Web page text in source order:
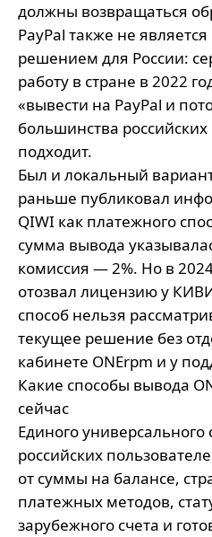
должны возвращаться
PayPal также не
решением для России:
работу в стране в 2022
«вывести на PayPal и
большинства
подходит.
Был и локальный
раньше публиковал
QIWI как платежного
сумма вывода
комиссия — 2%. Но в
отозвал лицензию у
способ нельзя
текущее решение без
кабинете ONErpm и у
Какие способы вывода
сейчас
Единого универсального
российских
от суммы на балансе,
платежных методов,
зарубежного счета и